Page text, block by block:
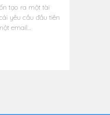
tạo ra một tài
yêu cầu đầu tiên
email…